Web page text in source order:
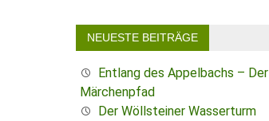
NEUESTE BEITRÄGE
Entlang des Appelbachs – Der
Märchenpfad
Der Wöllsteiner Wasserturm